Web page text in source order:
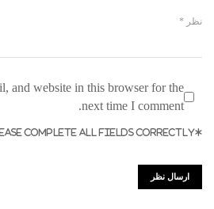
and website in this browser for the
next time I comment.
*PLEASE COMPLETE ALL FIELDS CORRECTLY